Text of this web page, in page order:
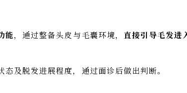
能，通过整备头皮与毛囊环境， 直接引导毛发进
及脱发进展程度，通过面诊后做出判断。